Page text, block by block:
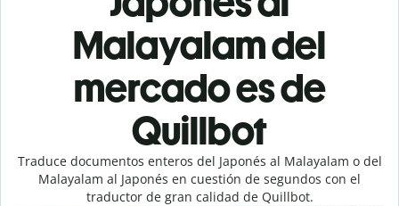
Malayalam del
mercado es de
Quillbot
Traduce documentos enteros del Japonés al Malayalam o del
Malayalam al Japonés en cuestión de segundos con el
traductor de gran calidad de Quillbot.